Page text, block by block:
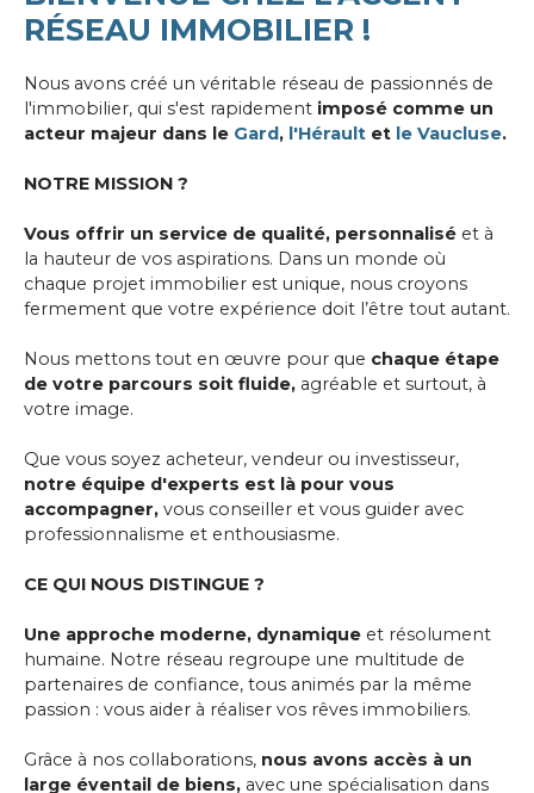
RÉSEAU IMMOBILIER !
Nous avons créé un véritable réseau de passionnés de
l'immobilier, qui s'est rapidement imposé comme un
acteur majeur dans le Gard, l'Hérault et le Vaucluse.
NOTRE MISSION ?
Vous offrir un service de qualité, personnalisé et à
la hauteur de vos aspirations. Dans un monde où
chaque projet immobilier est unique, nous croyons
fermement que votre expérience doit l’être tout autant.
Nous mettons tout en œuvre pour que chaque étape
de votre parcours soit fluide, agréable et surtout, à
votre image.
Que vous soyez acheteur, vendeur ou investisseur,
notre équipe d'experts est là pour vous
accompagner, vous conseiller et vous guider avec
professionnalisme et enthousiasme.
CE QUI NOUS DISTINGUE ?
Une approche moderne, dynamique et résolument
humaine. Notre réseau regroupe une multitude de
partenaires de confiance, tous animés par la même
passion : vous aider à réaliser vos rêves immobiliers.
Grâce à nos collaborations, nous avons accès à un
large éventail de biens, avec une spécialisation dans